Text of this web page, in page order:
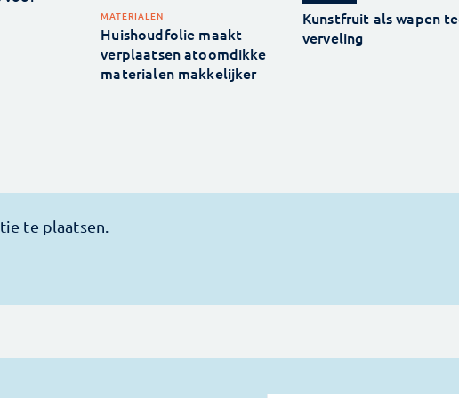
MATERIALEN
Huishoudfolie maakt
verplaatsen atoomdikke
materialen makkelijker
Kunstfruit als wapen
verveling